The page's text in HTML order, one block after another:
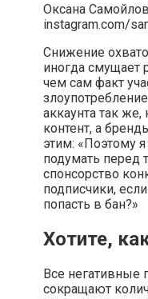
Оксана
instagram.com/
Снижение
иногда смущает
чем сам факт
аккаунта так же,
контент, а
этим: «Поэтому
подумать перед
спонсорство
подписчики,
попасть в бан?»
Хотите,
Все негативные
сокращают